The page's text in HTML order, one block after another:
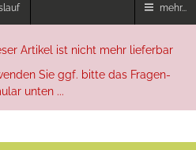
mehr...
Artikel ist nicht mehr lieferbar
Sie ggf. bitte das Fragen-
unten ...